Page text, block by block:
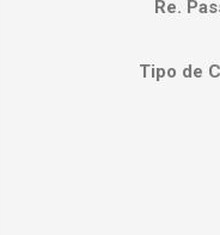
Re.
Tipo de